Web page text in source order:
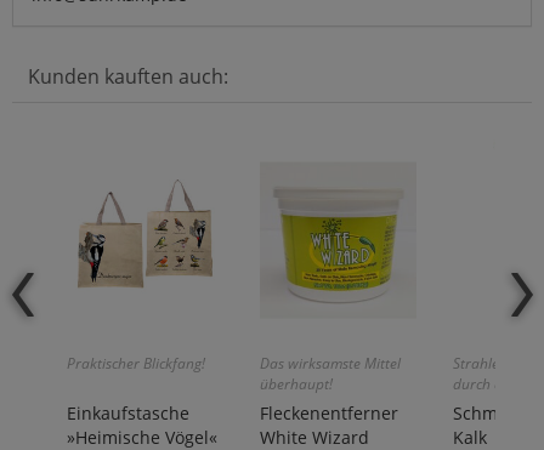
Kunden kauften auch:
Praktischer Blickfang!
Einkaufstasche
»Heimische Vögel«
Das wirksamste Mittel
überhaupt!
Fleckenentferner
White Wizard
Strahlender
durch die
Natur!
Kalk